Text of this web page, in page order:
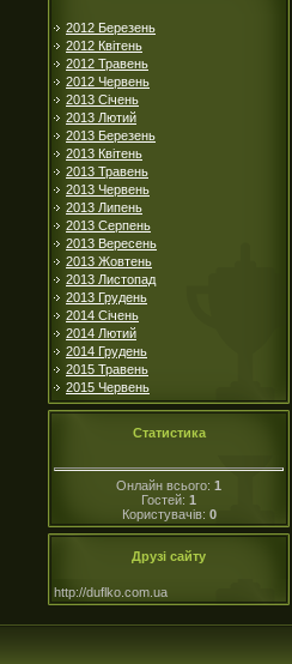
2012 Березень
2012 Квітень
2012 Травень
2012 Червень
2013 Січень
2013 Лютий
2013 Березень
2013 Квітень
2013 Травень
2013 Червень
2013 Липень
2013 Серпень
2013 Вересень
2013 Жовтень
2013 Листопад
2013 Грудень
2014 Січень
2014 Лютий
2014 Грудень
2015 Травень
2015 Червень
Статистика
Онлайн всього: 1
Гостей: 1
Користувачів: 0
Друзі сайту
http://duflko.com.ua